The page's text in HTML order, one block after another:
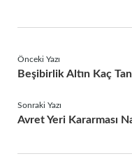
Önceki Yazı
Beşibirlik Altın Kaç
Sonraki Yazı
Avret Yeri Kararması